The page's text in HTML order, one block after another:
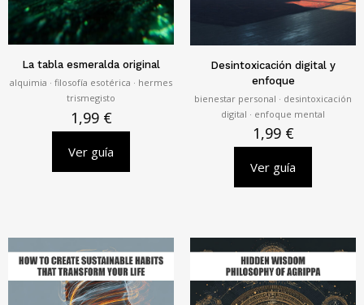
La tabla esmeralda original
alquimia · filosofía esotérica · hermes
trismegisto
1,99 €
Ver guía
Desintoxicación digital y
enfoque
bienestar personal · desintoxicación
digital · enfoque mental
1,99 €
Ver guía